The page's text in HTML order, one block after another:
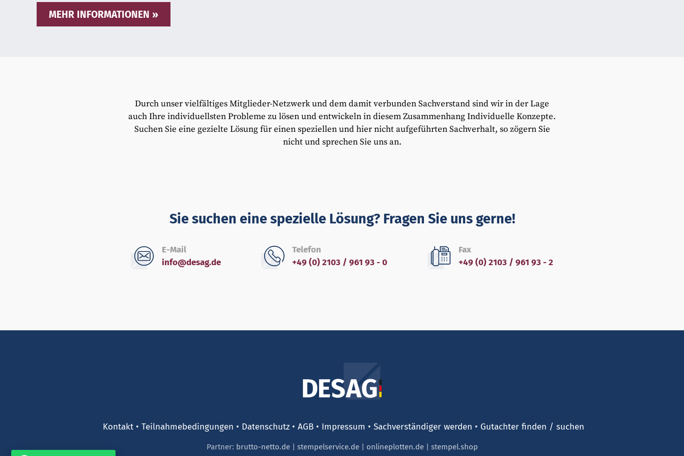
MEHR INFORMATIONEN
Durch unser vielfältiges Mitglieder-Netzwerk und dem damit verbunden Sachverstand sind wir in der Lage
auch Ihre individuellsten Probleme zu lösen und entwickeln in diesem Zusammenhang Individuelle Konzepte.
Suchen Sie eine gezielte Lösung für einen speziellen und hier nicht aufgeführten Sachverhalt, so zögern Sie
nicht und sprechen Sie uns an.
Sie suchen eine spezielle Lösung? Fragen Sie uns gerne!
E-Mail
info@desag.de
Telefon
+49 (0) 2103 / 961 93 - 0
Fax
+49 (0) 2103 / 961 93 - 2
Kontakt Teilnahmebedingungen Datenschutz AGB Impressum Sachverständiger werden Gutachter finden / suchen
Partner: brutto-netto.de| stempelservice.de| onlineplotten.de| stempel.shop